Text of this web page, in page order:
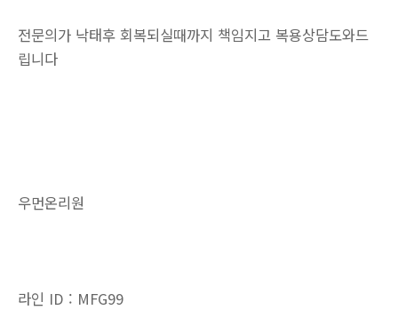
전문의가 낙태후 회복되실때까지 책임지고 복용상담도와드
립니다
우먼온리원
라인 ID : MFG99